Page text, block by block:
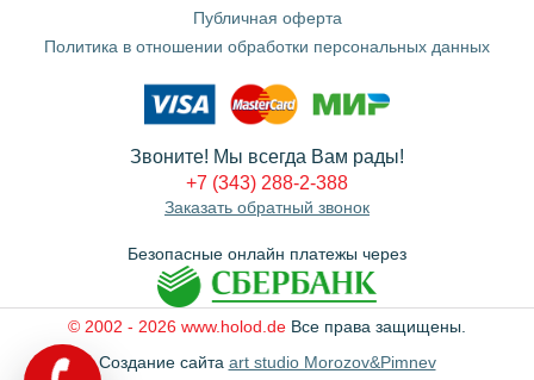
Публичная оферта
Политика в отношении обработки персональных данных
Звоните! Мы всегда Вам рады!
+7 (343) 288-2-388
Заказать обратный звонок
Безопасные онлайн платежы через
© 2002 - 2026 www.holod.de Все права защищены.
Создание сайта art studio Morozov&Pimnev